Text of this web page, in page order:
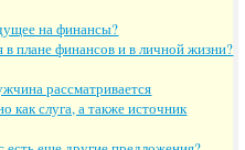
на финансы?
плане финансов и в личной жизни?
рассматривается
слуга, а также источник